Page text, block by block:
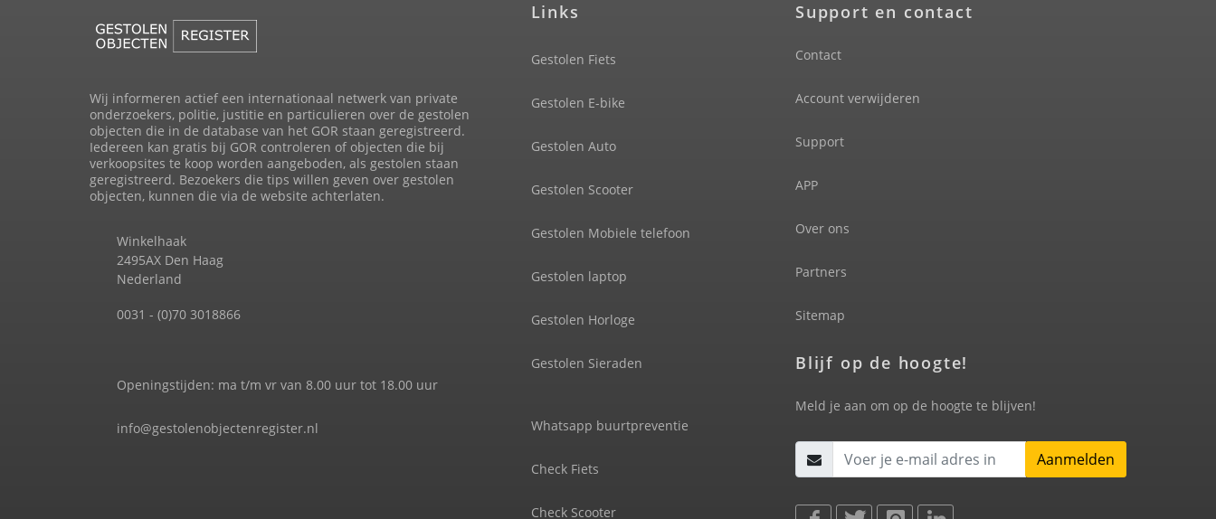
Wij informeren actief een internationaal netwerk van private
onderzoekers, politie, justitie en particulieren over de gestolen
objecten die in de database van het GOR staan geregistreerd.
Iedereen kan gratis bij GOR controleren of objecten die bij
verkoopsites te koop worden aangeboden, als gestolen staan
geregistreerd. Bezoekers die tips willen geven over gestolen
objecten, kunnen die via de website achterlaten.
Winkelhaak
2495AX Den Haag
Nederland
0031 - (0)70 3018866
Openingstijden: ma t/m vr van 8.00 uur tot 18.00 uur
info@gestolenobjectenregister.nl
Links
Gestolen Fiets
Gestolen E-bike
Gestolen Auto
Gestolen Scooter
Gestolen Mobiele telefoon
Gestolen laptop
Gestolen Horloge
Gestolen Sieraden
Whatsapp buurtpreventie
Check Fiets
Check Scooter
Support en contact
Contact
Account verwijderen
Support
APP
Over ons
Partners
Sitemap
Blijf op de hoogte!
Meld je aan om op de hoogte te blijven!
Aanmelden